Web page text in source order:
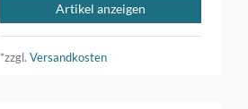
Artikel anzeigen
*zzgl.Versandkosten